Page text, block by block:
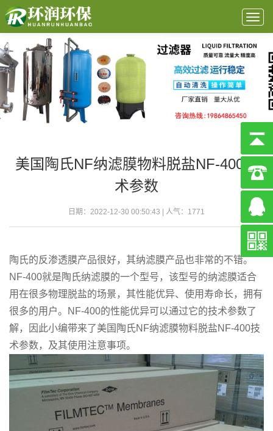
美国陶氏NF纳滤膜物料脱盐NF-400技
术参数
日期：2022-12-30 00:50:43 | 人气： 1771
陶氏的反渗透膜产品很好，其纳滤膜产品也非常的不错。
NF-400就是陶氏纳滤膜的一个型号，该型号的纳滤膜适合
用在很多物理脱盐的场景，其性能优异、使用寿命长，拥有
很多的用户。NF-400的性能优异可以通过它的技术参数了
解，因此小编带来了美国陶氏NF纳滤膜物料脱盐NF-400技
术参数，及其使用注意事项。